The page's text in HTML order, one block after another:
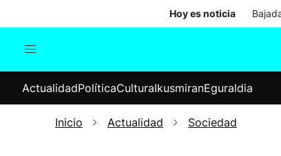
Hoy es noticia
Internacional
Elecciones
ActualidadPolíticaCulturaIkusmiranEguraldia
Inicio Actualidad Sociedad